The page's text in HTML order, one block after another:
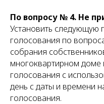
По вопросу № 4. Не
Установить следующую
голосования по
собрания
многоквартирном
голосования с
день с даты и времени
голосования.